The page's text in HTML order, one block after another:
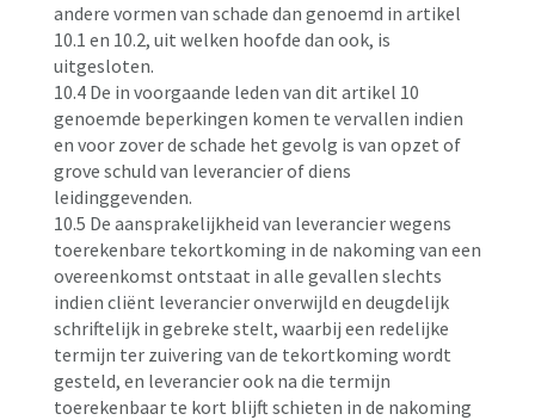
andere vormen van schade dan genoemd in artikel
10.1 en 10.2, uit welken hoofde dan ook, is
uitgesloten.
10.4 De in voorgaande leden van dit artikel 10
genoemde beperkingen komen te vervallen indien
en voor zover de schade het gevolg is van opzet of
grove schuld van leverancier of diens
leidinggevenden.
10.5 De aansprakelijkheid van leverancier wegens
toerekenbare tekortkoming in de nakoming van een
overeenkomst ontstaat in alle gevallen slechts
indien cliënt leverancier onverwijld en deugdelijk
schriftelijk in gebreke stelt, waarbij een redelijke
termijn ter zuivering van de tekortkoming wordt
gesteld, en leverancier ook na die termijn
toerekenbaar te kort blijft schieten in de nakoming